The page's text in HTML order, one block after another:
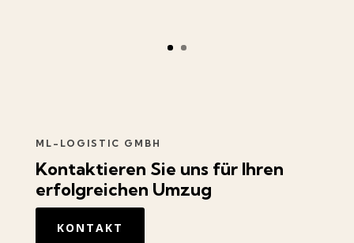
ML-LOGISTIC GMBH
Kontaktieren Sie uns für Ihren
erfolgreichen Umzug
KONTAKT